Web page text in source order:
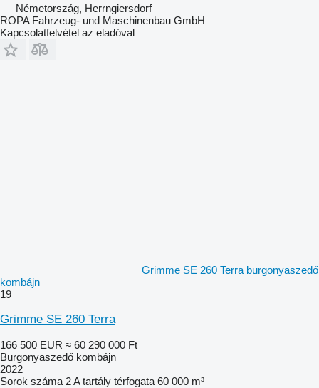
Németország, Herrngiersdorf
ROPA Fahrzeug- und Maschinenbau GmbH
Kapcsolatfelvétel az eladóval
Grimme SE 260 Terra burgonyaszedő
kombájn
19
Grimme SE 260 Terra
166 500 EUR ≈ 60 290 000 Ft
Burgonyaszedő kombájn
2022
Sorok száma 2A tartály térfogata 60 000 m³